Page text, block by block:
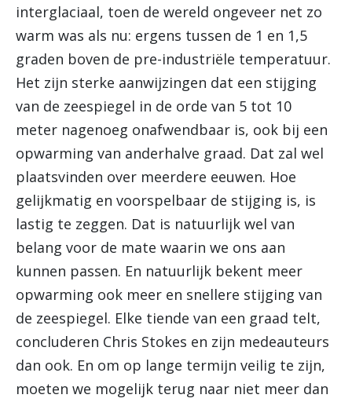
interglaciaal, toen de wereld ongeveer net zo
warm was als nu: ergens tussen de 1 en 1,5
graden boven de pre-industriële temperatuur.
Het zijn sterke aanwijzingen dat een stijging
van de zeespiegel in de orde van 5 tot 10
meter nagenoeg onafwendbaar is, ook bij een
opwarming van anderhalve graad. Dat zal wel
plaatsvinden over meerdere eeuwen. Hoe
gelijkmatig en voorspelbaar de stijging is, is
lastig te zeggen. Dat is natuurlijk wel van
belang voor de mate waarin we ons aan
kunnen passen. En natuurlijk bekent meer
opwarming ook meer en snellere stijging van
de zeespiegel. Elke tiende van een graad telt,
concluderen Chris Stokes en zijn medeauteurs
dan ook. En om op lange termijn veilig te zijn,
moeten we mogelijk terug naar niet meer dan